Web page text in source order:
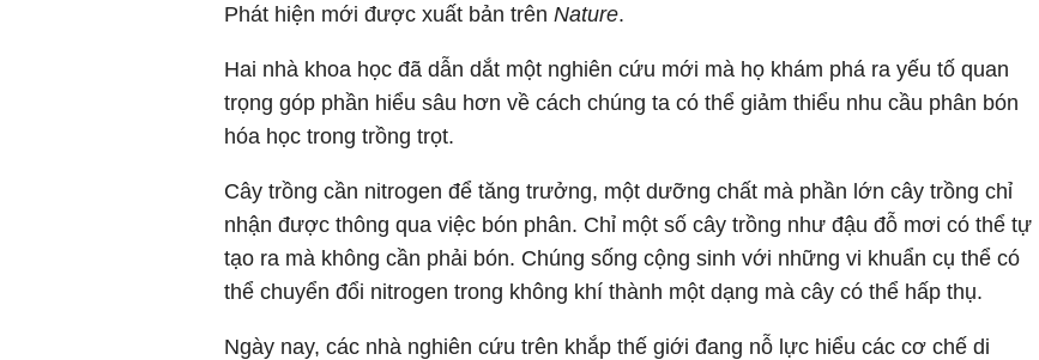
Phát hiện mới được xuất bản trên Nature.
Hai nhà khoa học đã dẫn dắt một nghiên cứu mới mà họ khám phá ra yếu tố quan
trọng góp phần hiểu sâu hơn về cách chúng ta có thể giảm thiểu nhu cầu phân bón
hóa học trong trồng trọt.
Cây trồng cần nitrogen để tăng trưởng, một dưỡng chất mà phần lớn cây trồng chỉ
nhận được thông qua việc bón phân. Chỉ một số cây trồng như đậu đỗ mơi có thể tự
tạo ra mà không cần phải bón. Chúng sống cộng sinh với những vi khuẩn cụ thể có
thể chuyển đổi nitrogen trong không khí thành một dạng mà cây có thể hấp thụ.
Ngày nay, các nhà nghiên cứu trên khắp thế giới đang nỗ lực hiểu các cơ chế di